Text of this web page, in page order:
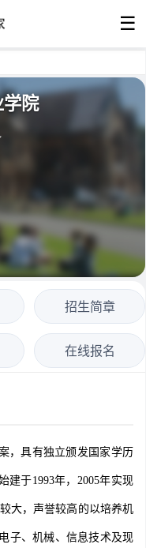
☰
学院
招生简章
在线报名
，具有独立颁发国家学历
建于1993年，2005年实现
大，声誉较高的以培养机
子、机械、信息技术及现